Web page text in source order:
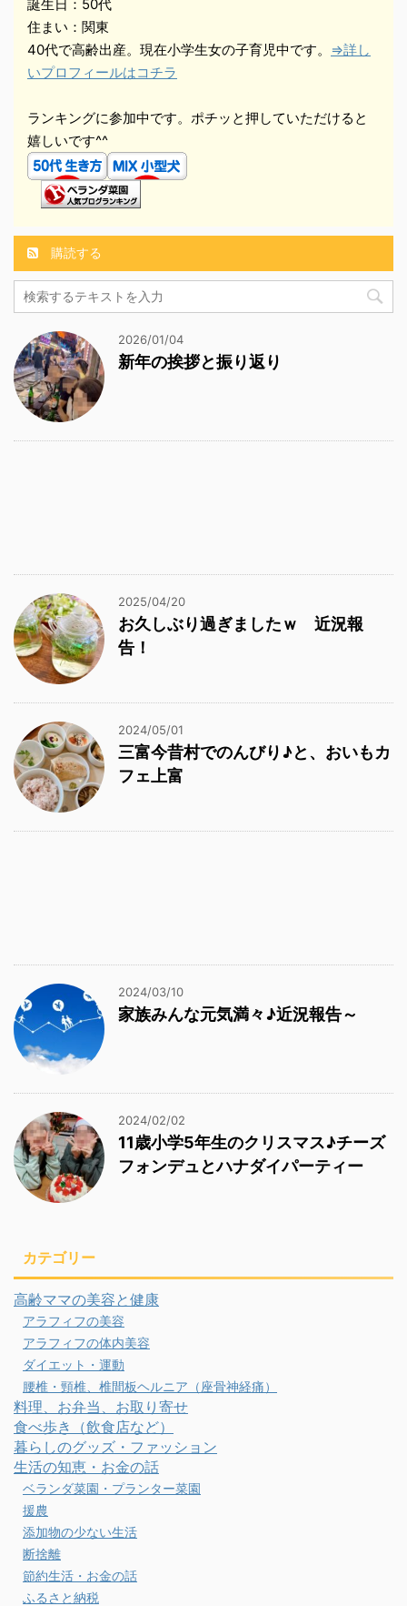
誕生日：50代
住まい：関東
40代で高齢出産。現在小学生女の子育児中です。 ⇒詳し
いプロフィールはコチラ
ランキングに参加中です。ポチッと押していただけると
嬉しいです^^
購読する
2026/01/04
新年の挨拶と振り返り
2025/04/20
お久しぶり過ぎましたｗ 近況報
告！
2024/05/01
三富今昔村でのんびり♪と、おいもカ
フェ上富
2024/03/10
家族みんな元気満々♪近況報告～
2024/02/02
11歳小学5年生のクリスマス♪チーズ
フォンデュとハナダイパーティー
カテゴリー
高齢ママの美容と健康
アラフィフの美容
アラフィフの体内美容
ダイエット・運動
腰椎・頸椎、椎間板ヘルニア（座骨神経痛）
料理、お弁当、お取り寄せ
食べ歩き（飲食店など）
暮らしのグッズ・ファッション
生活の知恵・お金の話
ベランダ菜園・プランター菜園
援農
添加物の少ない生活
断捨離
節約生活・お金の話
ふるさと納税